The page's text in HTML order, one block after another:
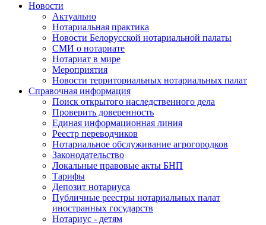
Новости
Актуально
Нотариальная практика
Новости Белорусской нотариальной палаты
СМИ о нотариате
Нотариат в мире
Мероприятия
Новости территориальных нотариальных палат
Справочная информация
Поиск открытого наследственного дела
Проверить доверенность
Единая информационная линия
Реестр переводчиков
Нотариальное обслуживание агрогородков
Законодательство
Локальные правовые акты БНП
Тарифы
Депозит нотариуса
Публичные реестры нотариальных палат
иностранных государств
Нотариус - детям